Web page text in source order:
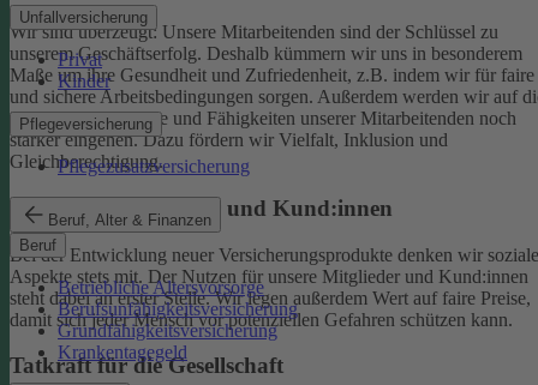
Unfallversicherung
Privat
Kinder
Pflegeversicherung
Pflegezusatzversicherung
Beruf, Alter & Finanzen
Beruf
Betriebliche Altersvorsorge
Berufsunfähigkeitsversicherung
Grundfähigkeitsversicherung
Krankentagegeld
Wir sind überzeugt: Unsere Mitarbeitenden sind der Schlüssel zu
unserem Geschäftserfolg. Deshalb kümmern wir uns in besonderem
Maße um ihre Gesundheit und Zufriedenheit, z.B. indem wir für faire
und sichere Arbeitsbedingungen sorgen. Außerdem werden wir auf
individuellen Talente und Fähigkeiten unserer Mitarbeitenden noch
stärker eingehen. Dazu fördern wir Vielfalt, Inklusion und
Gleichberechtigung.
Begeisterte Mitglieder und Kund:innen
Bei der Entwicklung neuer Versicherungsprodukte denken wir soziale
Aspekte stets mit. Der Nutzen für unsere Mitglieder und Kund:innen
steht dabei an erster Stelle.Wir legen außerdem Wert auf faire Preise,
damit sich jeder Mensch vor potenziellen Gefahren schützen kann.
Tatkraft für die Gesellschaft